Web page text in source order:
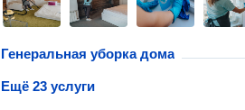
Генеральная уборка дома
Ещё 23 услуги